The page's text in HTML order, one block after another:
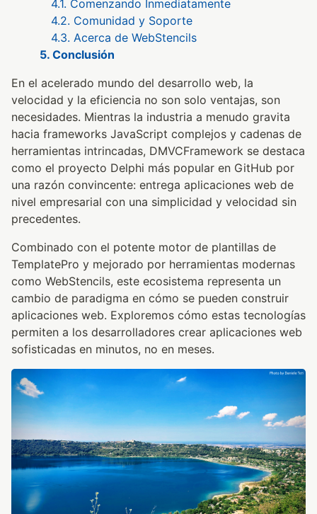
4.1. Comenzando Inmediatamente
4.2. Comunidad y Soporte
4.3. Acerca de WebStencils
5. Conclusión
En el acelerado mundo del desarrollo web, la
velocidad y la eficiencia no son solo ventajas, son
necesidades. Mientras la industria a menudo gravita
hacia frameworks JavaScript complejos y cadenas de
herramientas intrincadas, DMVCFramework se destaca
como el proyecto Delphi más popular en GitHub por
una razón convincente: entrega aplicaciones web de
nivel empresarial con una simplicidad y velocidad sin
precedentes.
Combinado con el potente motor de plantillas de
TemplatePro y mejorado por herramientas modernas
como WebStencils, este ecosistema representa un
cambio de paradigma en cómo se pueden construir
aplicaciones web. Exploremos cómo estas tecnologías
permiten a los desarrolladores crear aplicaciones web
sofisticadas en minutos, no en meses.